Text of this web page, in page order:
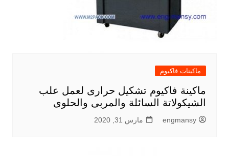
ماكينات فاكيوم
ماكينة فاكيوم تشكيل حرارى لعمل علب
الشيكولاتة السائلة والمربى والحلوى
engmansy مارس 31, 2020